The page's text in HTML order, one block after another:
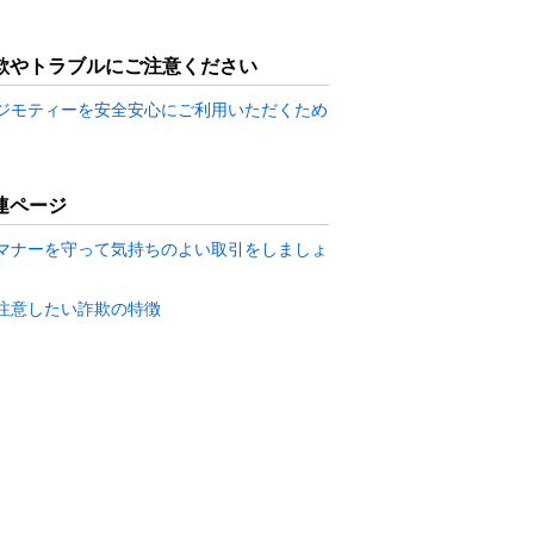
やトラブルにご注意ください
モティーを安全安心にご利用いただくため
ページ
ナーを守って気持ちのよい取引をしましょ
意したい詐欺の特徴